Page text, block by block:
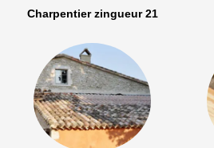
Charpentier zingueur 21